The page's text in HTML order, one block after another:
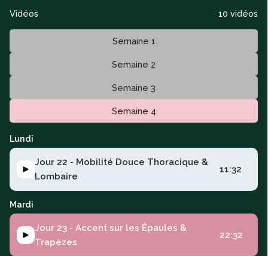
Vidéos 10 vidéos
Semaine 1
Semaine 2
Semaine 3
Semaine 4
Lundi
Jour 22 - Mobilité Douce Thoracique &
Lombaire
11:32
Mardi
Jour 23 - Accent sur les Épaules &
Trapèzes
22:32